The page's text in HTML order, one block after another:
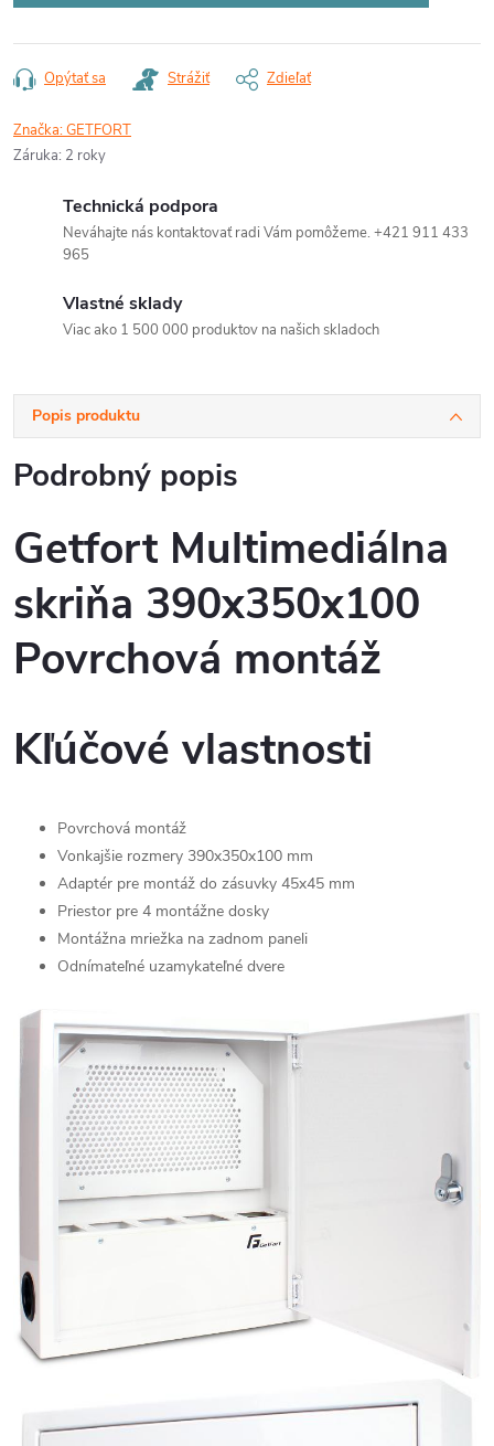
Opýtať sa Strážiť Zdieľať
Značka:GETFORT
Záruka: 2 roky
Technická podpora
Neváhajte nás kontaktovať radi Vám pomôžeme. +421 911 433
965
Vlastné sklady
Viac ako 1 500 000 produktov na našich skladoch
Popis produktu
Podrobný popis
Getfort Multimediálna
skriňa 390x350x100
Povrchová montáž
Kľúčové vlastnosti
Povrchová montáž
Vonkajšie rozmery 390x350x100 mm
Adaptér pre montáž do zásuvky 45x45 mm
Priestor pre 4 montážne dosky
Montážna mriežka na zadnom paneli
Odnímateľné uzamykateľné dvere